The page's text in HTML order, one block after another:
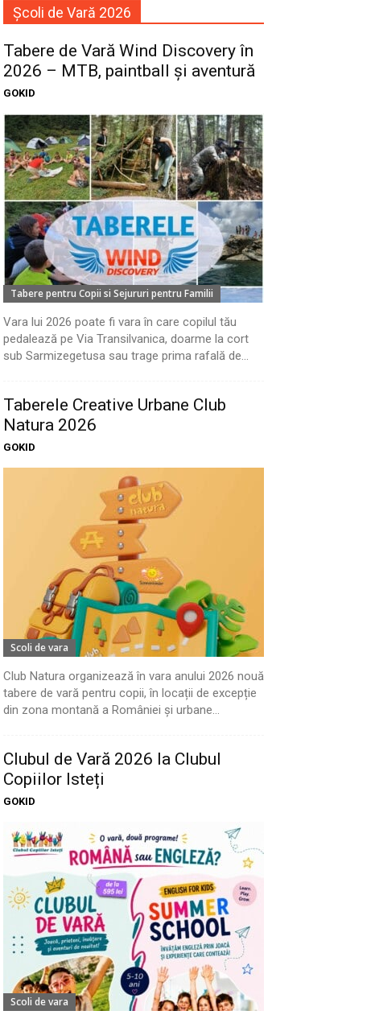
Școli de Vară 2026
Tabere de Vară Wind Discovery în
2026 – MTB, paintball și aventură
GOKID
Tabere pentru Copii si Sejururi pentru Familii
Vara lui 2026 poate fi vara în care copilul tău
pedalează pe Via Transilvanica, doarme la cort
sub Sarmizegetusa sau trage prima rafală de...
Taberele Creative Urbane Club
Natura 2026
GOKID
Scoli de vara
Club Natura organizează în vara anului 2026 nouă
tabere de vară pentru copii, în locații de excepție
din zona montană a României și urbane...
Clubul de Vară 2026 la Clubul
Copiilor Isteți
GOKID
Scoli de vara